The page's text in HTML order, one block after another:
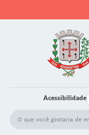
Acessibilidade